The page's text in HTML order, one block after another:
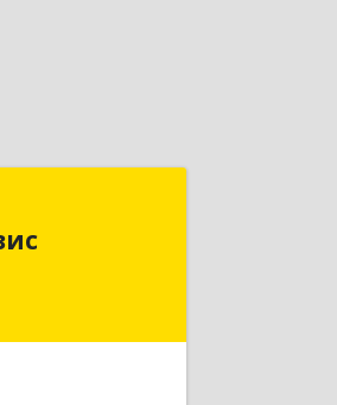
Елизовский
ул, дом №